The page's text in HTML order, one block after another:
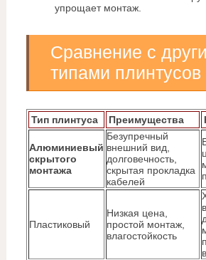
упрощает монтаж.
Сравнение с
типами плинтусов
Тип плинтуса Преимущества
Алюминиевый
скрытого
монтажа
Безупречный
внешний вид,
долговечность,
скрытая прокладка
кабелей
Пластиковый
Низкая цена,
простой монтаж,
влагостойкость